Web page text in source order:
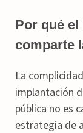
Por qué
comparte
La
implantación
pública no es
estrategia de